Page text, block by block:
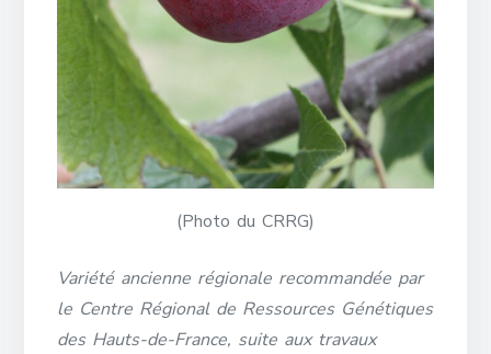
(Photo du CRRG)
Variété ancienne régionale recommandée par
le Centre Régional de Ressources Génétiques
des Hauts-de-France, suite aux travaux